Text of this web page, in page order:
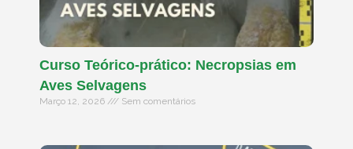
Curso Teórico-prático: Necropsias em
Aves Selvagens
Março 12, 2026 Sem comentários